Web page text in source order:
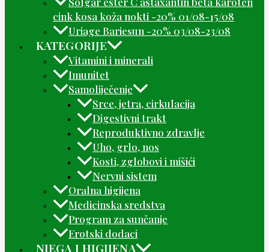
cink kosa koža nokti -20% 01/08-15/08
Uriage Bariesun -20% 03/08-23/08
KATEGORIJE
Vitamini i minerali
Imunitet
Samoliječenje
Srce, jetra, cirkulacija
Digestivni trakt
Reproduktivno zdravlje
Uho, grlo, nos
Kosti, zglobovi i mišići
Nervni sistem
Oralna higijena
Medicinska sredstva
Program za sunčanje
Erotski dodaci
NJEGA I HIGIJENA